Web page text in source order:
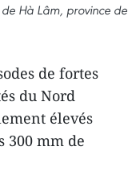
Hà Lâm, province de
de fortes
du Nord
élevés
300 mm de